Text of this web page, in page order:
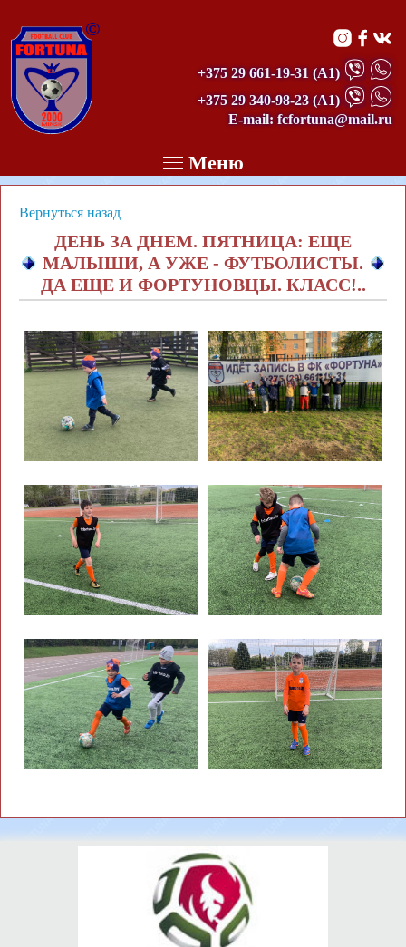
©
+375 29 661-19-31 (А1)
+375 29 340-98-23(А1)
E-mail: fcfortuna@mail.ru
Меню
Вернуться назад
ДЕНЬ ЗА ДНЕМ. ПЯТНИЦА: ЕЩЕ
МАЛЫШИ, А УЖЕ - ФУТБОЛИСТЫ.
ДА ЕЩЕ И ФОРТУНОВЦЫ. КЛАСС!..